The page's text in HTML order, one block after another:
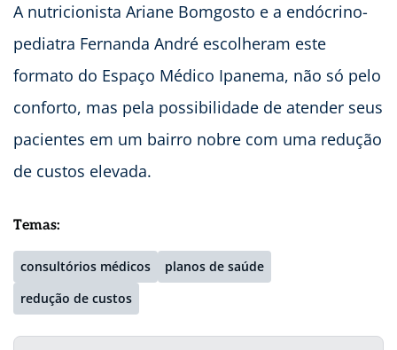
A nutricionista Ariane Bomgosto e a endócrino-
pediatra Fernanda André escolheram este
formato do Espaço Médico Ipanema, não só pelo
conforto, mas pela possibilidade de atender seus
pacientes em um bairro nobre com uma redução
de custos elevada.
Temas:
consultórios médicos
planos de saúde
redução de custos